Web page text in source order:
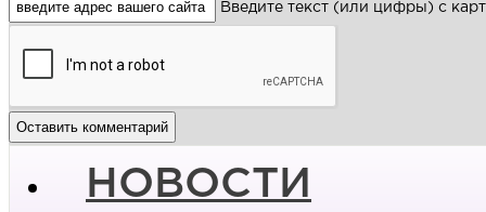
Введите текст (или цифры) с
НОВОСТИ